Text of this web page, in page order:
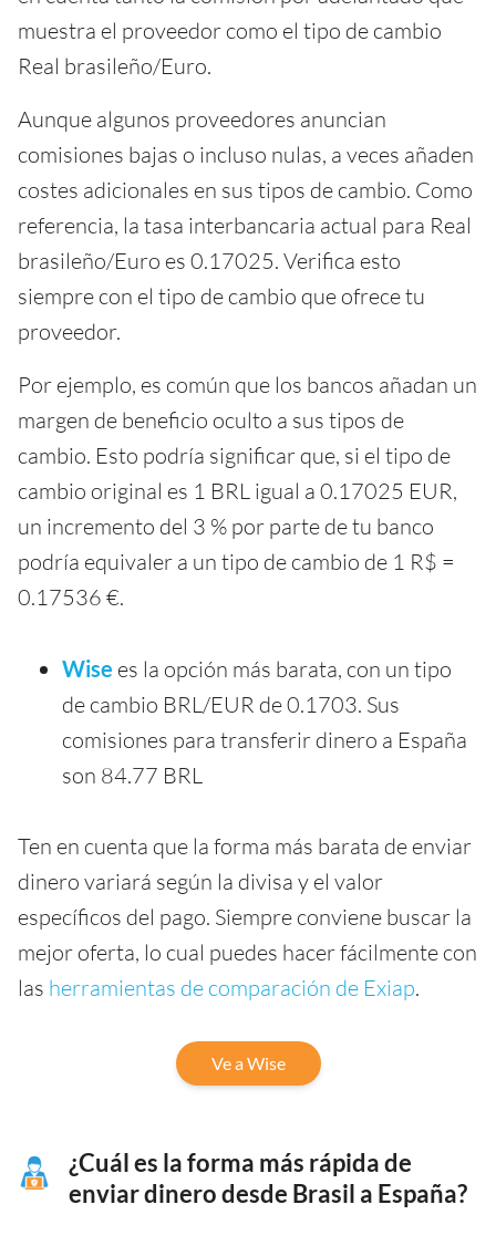
muestra el proveedor como el tipo de cambio
Real brasileño/Euro.
Aunque algunos proveedores anuncian
comisiones bajas o incluso nulas, a veces añaden
costes adicionales en sus tipos de cambio. Como
referencia, la tasa interbancaria actual para Real
brasileño/Euro es 0.17025. Verifica esto
siempre con el tipo de cambio que ofrece tu
proveedor.
Por ejemplo, es común que los bancos añadan un
margen de beneficio oculto a sus tipos de
cambio. Esto podría significar que, si el tipo de
cambio original es 1 BRL igual a 0.17025 EUR,
un incremento del 3 % por parte de tu banco
podría equivaler a un tipo de cambio de 1 R$ =
0.17536 €.
Wise es la opción más barata, con un tipo
de cambio BRL/EUR de 0.1703. Sus
comisiones para transferir dinero a España
son 84.77 BRL
Ten en cuenta que la forma más barata de enviar
dinero variará según la divisa y el valor
específicos del pago. Siempre conviene buscar la
mejor oferta, lo cual puedes hacer fácilmente con
las herramientas de comparación de Exiap.
Ve a Wise
¿Cuál es la forma más rápida de
enviar dinero desde Brasil a España?